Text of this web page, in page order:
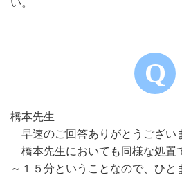
い。
橋本先生
早速のご回答ありがとうござい
橋本先生においても同様な処置
～１５分ということなので、ひ